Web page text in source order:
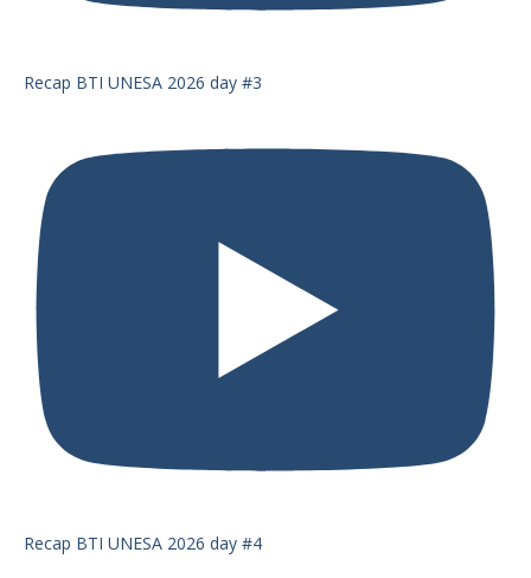
Recap BTI UNESA 2026 day #3
Recap BTI UNESA 2026 day #4